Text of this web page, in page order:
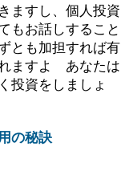
ますし、個人投資
もお話しすること
とも加担すれば有
ますよ あなたは
投資をしましょ
の秘訣